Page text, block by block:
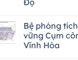
Độ
Bệ phóng
vững Cụm
Vĩnh Hòa